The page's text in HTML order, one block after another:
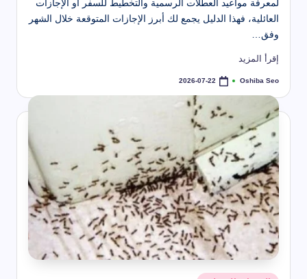
لمعرفة مواعيد العطلات الرسمية والتخطيط للسفر أو الإجازات
العائلية، فهذا الدليل يجمع لك أبرز الإجازات المتوقعة خلال الشهر
وفق…
إقرأ المزيد
تمّ
بواسطة
Oshiba Seo
2026-07-22